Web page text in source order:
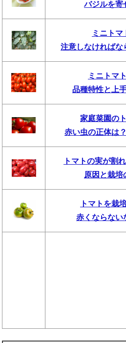
バジルを寄
ミニトマ
注意しなければな
ミニトマ
品種特性と上
家庭菜園の
赤い虫の正体は
トマトの実が割
原因と栽培
トマトを栽
赤くならない